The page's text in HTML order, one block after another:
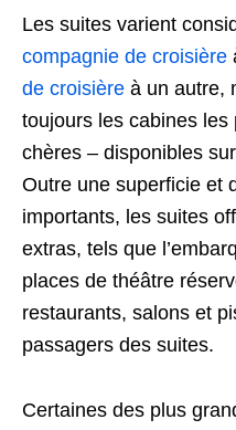
Les suites varient
compagnie de croisière
de croisière à un autre,
toujours les cabines
chères – disponibles
Outre une superficie et
importants, les suites
extras, tels que
places de théâtre
restaurants, salons et
passagers des suites.
Certaines des plus